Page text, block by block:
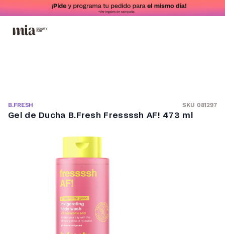
B.FRESH SKU 081297
Gel de Ducha B.Fresh Fressssh AF! 473 ml